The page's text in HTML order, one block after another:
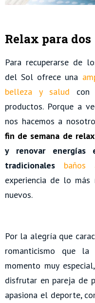
Relax para dos
Para recuperarse de
del Sol ofrece una
belleza y salud con
productos. Porque a
nos hacemos a
fin de semana de
y renovar energías
tradicionales baños
experiencia de lo
nuevos.
Por la alegría que
romanticismo que
momento muy
disfrutar en pareja de
apasiona el deporte,